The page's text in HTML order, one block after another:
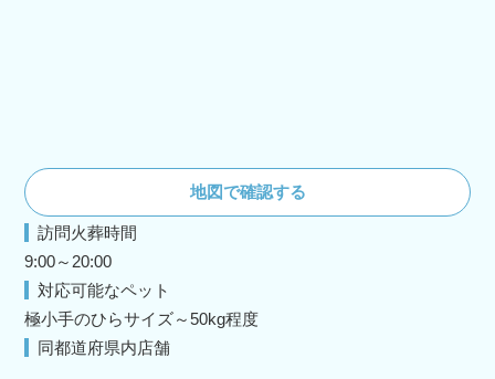
地図で確認する
訪問火葬時間
9:00～20:00
対応可能なペット
極小手のひらサイズ～50kg程度
同都道府県内店舗